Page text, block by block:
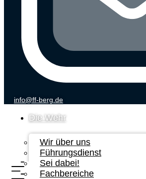
info@ff-berg.de
Die Wehr
Wir über uns
Führungsdienst
Sei dabei!
Fachbereiche